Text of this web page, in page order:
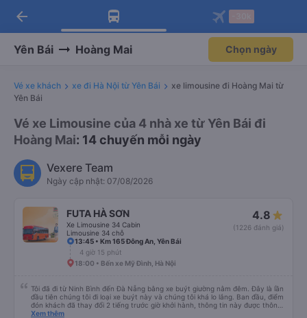
Tải app Vexere ngay!
Nhận ưu đãi thành viên độc
Mở app
Tải app Vexere
-30k/ghế khi đặt vé máy bay qua
Mở app
arrow_back
Yên Bái Hoàng Mai Chọn ngày
Vé xe khách xe đi Hà Nội từ Yên Bái
xe limousine đi Hoàng Mai từ
Yên Bái
Vé xe Limousine của 4 nhà xe từ Yên Bái đi
Hoàng Mai: 14 chuyến mỗi ngày
Vexere Team
Ngày cập nhật: 07/08/2026
FUTA HÀ SƠN
Xe Limousine 34 Cabin
Limousine 34 chỗ
4.8
(1226 đánh giá)
13:45 • Km 165 Đông An, Yên Bái
4 giờ 15 phút
18:00 • Bến xe Mỹ Đình, Hà Nội
Tôi đã đi từ Ninh Bình đến Đà Nẵng bằng xe buýt giường nằm đêm. Đây là lần
đầu tiên chúng tôi đi loại xe buýt này và chúng tôi khá lo lắng. Ban đầu, điểm
đón khách đã thay đổi 2 tiếng trước giờ khởi hành, thông tin này được thông
báo qua email. Chúng tôi đến đúng địa điểm lúc 9 giờ nhưng xe buýt không
Xem thêm